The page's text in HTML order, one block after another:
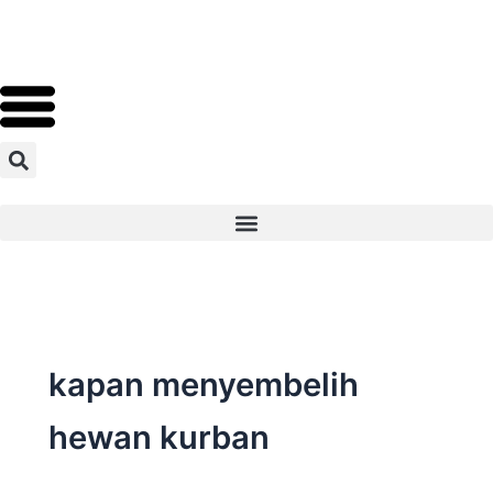
kapan menyembelih
hewan kurban